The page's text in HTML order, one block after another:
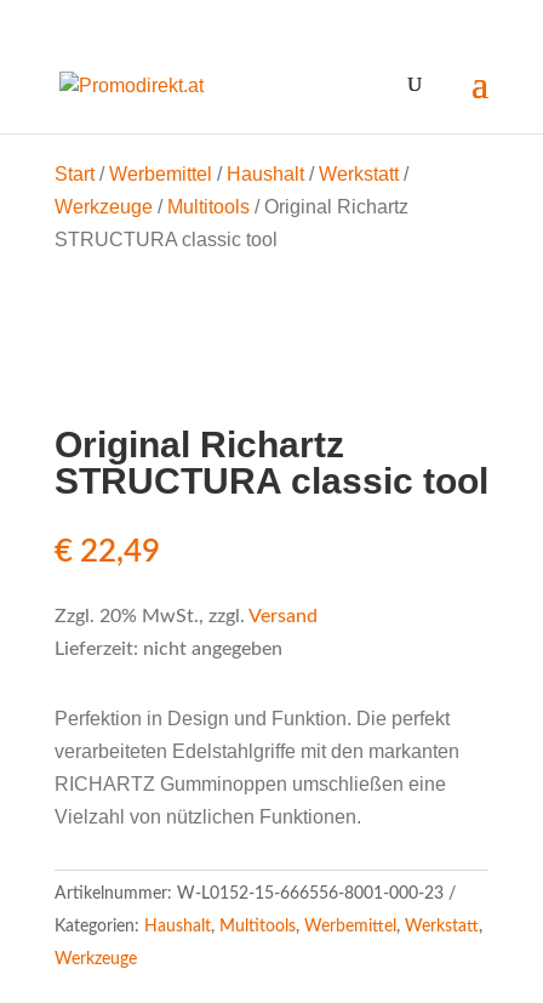
Start/Werbemittel / Haushalt/Werkstatt/
Werkzeuge/ Multitools/ Original Richartz
STRUCTURA classic tool
Original Richartz
STRUCTURA classic tool
€22,49
Zzgl. 20% MwSt., zzgl. Versand
Lieferzeit: nicht angegeben
Perfektion in Design und Funktion. Die perfekt
verarbeiteten Edelstahlgriffe mit den markanten
RICHARTZ Gumminoppen umschließen eine
Vielzahl von nützlichen Funktionen.
Artikelnummer: W-L0152-15-666556-8001-000-23
Kategorien: Haushalt, Multitools, Werbemittel , Werkstatt,
Werkzeuge